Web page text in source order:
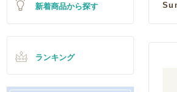
新着商品から探す
ランキング